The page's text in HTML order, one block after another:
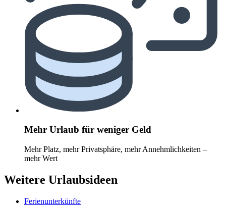
Mehr Urlaub für weniger Geld
Mehr Platz, mehr Privatsphäre, mehr Annehmlichkeiten –
mehr Wert
Weitere Urlaubsideen
Ferienunterkünfte